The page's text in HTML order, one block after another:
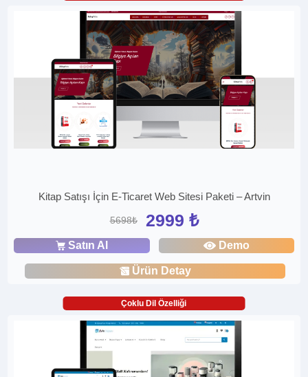
Kitap Satışı İçin E-Ticaret Web Sitesi Paketi – Artvin
5698₺ 2999 ₺
Satın Al Demo
Ürün Detay
Çoklu Dil Özelliği